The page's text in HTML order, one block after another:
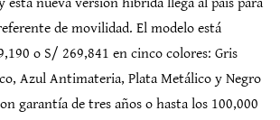
de movilidad. El modelo está
o S/ 269,841 en cinco colores: Gris
Azul Antimateria, Plata Metálico y Negro
garantía de tres años o hasta los 100,000